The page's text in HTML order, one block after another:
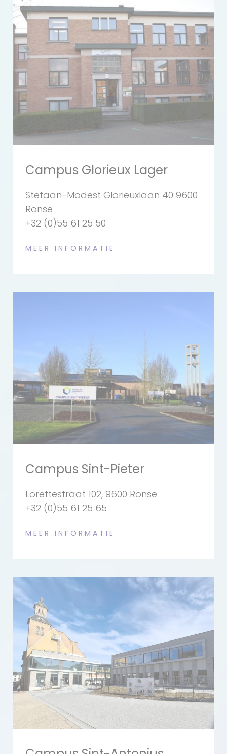
Campus Glorieux Lager
Stefaan-Modest Glorieuxlaan 40 9600
Ronse
+32 (0)55 61 25 50
MEER INFORMATIE
Campus Sint-Pieter
Lorettestraat 102, 9600 Ronse
+32 (0)55 61 25 65
MEER INFORMATIE